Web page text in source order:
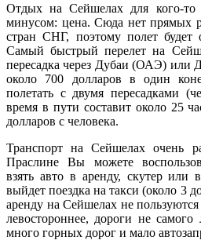
Отдых на Сейшелах для кого-то
минусом: цена. Сюда нет прямых
стран СНГ, поэтому полет будет
Самый быстрый перелет на
пересадка через Дубаи (ОАЭ) или
около 700 долларов в один
полетать с двумя пересадками
время в пути составит около 25
долларов с человека.
Транспорт на Сейшелах очень
Праслине Вы можете
взять авто в аренду, скутер или
выйдет поездка на такси (около 3
аренду на Сейшелах не
левостороннее, дороги не
много горных дорог и мало